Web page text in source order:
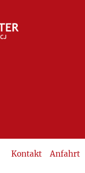
Kontakt Anfahrt